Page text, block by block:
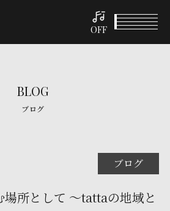
OFF
BLOG
ブログ
ブログ
所として 〜tattaの地域と